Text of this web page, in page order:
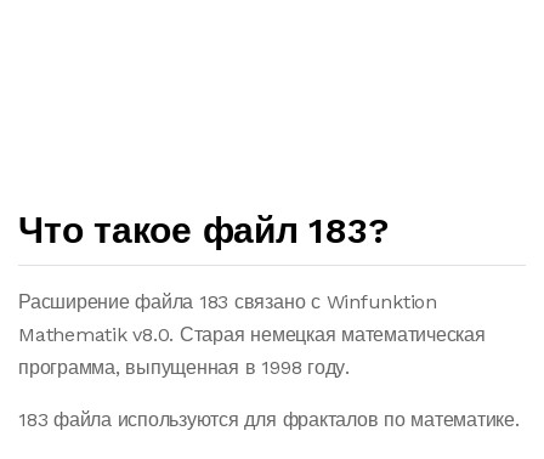
Что такое файл 183?
Расширение файла 183 связано с Winfunktion
Mathematik v8.0. Старая немецкая математическая
программа, выпущенная в 1998 году.
183 файла используются для фракталов по математике.